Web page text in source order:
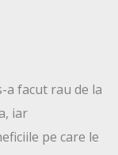
a facut rau de la
iar
pe care le